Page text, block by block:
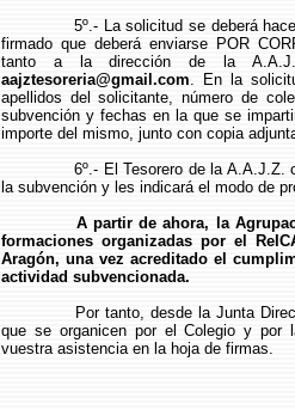
5º.- La solicitud se deberá
firmado que deberá enviarse POR
tanto a la dirección de la
aajztesoreria@gmail.com. En la
apellidos del solicitante, número de
subvención y fechas en la que se
importe del mismo, junto con copia
6º.- El Tesorero de la A.A.J.Z.
la subvención y les indicará el modo de
A partir de ahora, la
formaciones organizadas por el
Aragón, una vez acreditado el
actividad subvencionada.
Por tanto, desde la Junta
que se organicen por el Colegio y por
vuestra asistencia en la hoja de firmas.